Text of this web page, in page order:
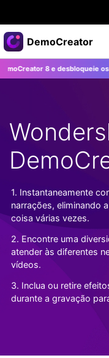
Produtos em destaque
Criatividade digital com IA
Utilitários
Negócios
Sala de imprensa
Loja
Suporte
DemoCreator
Produtos
Recursos
Todos os recursos
Recursos de IA
Dicas de IA
Todos os recursos de
Soluções
DemoCreator para
Blog
Mais Soluções >
Central de Ajuda
Começe a Usar
Suporte
TESTE GRÁTIS
e desbloqueie os novos
1. Instantaneamente
narrações, eliminando
coisa várias vezes.
2. Encontre uma
atender às diferentes
vídeos.
3. Inclua ou retire
durante a gravação